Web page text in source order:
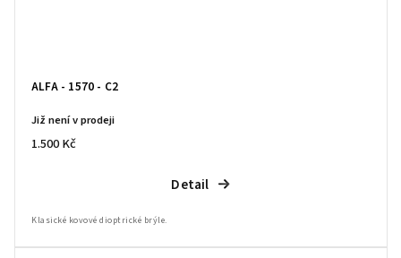
ALFA - 1570 - C2
Již není v prodeji
1.500 Kč
Detail